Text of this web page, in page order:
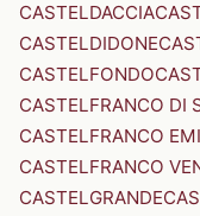
CASTELDACCIA
CASTELDIDONE
CASTELFONDO
CASTELFRANCO DI
CASTELFRANCO
CASTELFRANCO
CASTELGRANDE